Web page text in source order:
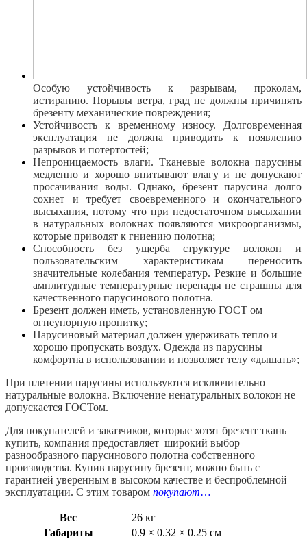
Особую устойчивость к разрывам, проколам,
истиранию. Порывы ветра, град не должны причинять
брезенту механические повреждения;
Устойчивость к временному износу. Долговременная
эксплуатация не должна приводить к появлению
разрывов и потертостей;
Непроницаемость влаги. Тканевые волокна парусины
медленно и хорошо впитывают влагу и не допускают
просачивания воды. Однако, брезент парусина долго
сохнет и требует своевременного и окончательного
высыхания, потому что при недостаточном высыхании
в натуральных волокнах появляются микроорганизмы,
которые приводят к гниению полотна;
Способность без ущерба структуре волокон и
пользовательским характеристикам переносить
значительные колебания температур. Резкие и большие
амплитудные температурные перепады не страшны для
качественного парусинового полотна.
Брезент должен иметь, установленную ГОСТ ом
огнеупорную пропитку;
Парусиновый материал должен удерживать тепло и
хорошо пропускать воздух. Одежда из парусины
комфортна в использовании и позволяет телу «дышать»;
При плетении парусины используются исключительно
натуральные волокна. Включение ненатуральных волокон не
допускается ГОСТом.
Для покупателей и заказчиков, которые хотят брезент ткань
купить, компания предоставляет широкий выбор
разнообразного парусинового полотна собственного
производства. Купив парусину брезент, можно быть с
гарантией уверенным в высоком качестве и беспроблемной
эксплуатации. С этим товаром покупают…
Вес
26 кг
Габариты
0.9 × 0.32 × 0.25 см